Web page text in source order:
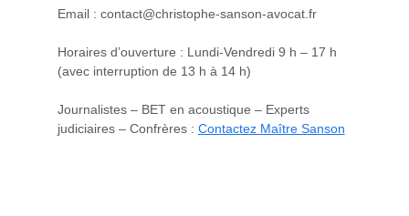
Email : contact@christophe-sanson-avocat.fr
Horaires d’ouverture : Lundi-Vendredi 9 h – 17 h
(avec interruption de 13 h à 14 h)
Journalistes – BET en acoustique – Experts
judiciaires – Confrères : Contactez Maître Sanson